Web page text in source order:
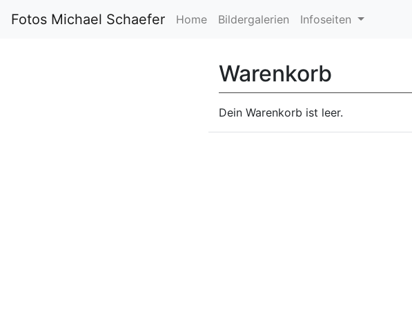
Fotos Michael Schaefer Home Bildergalerien Infoseiten
Warenkorb
Dein Warenkorb ist leer.